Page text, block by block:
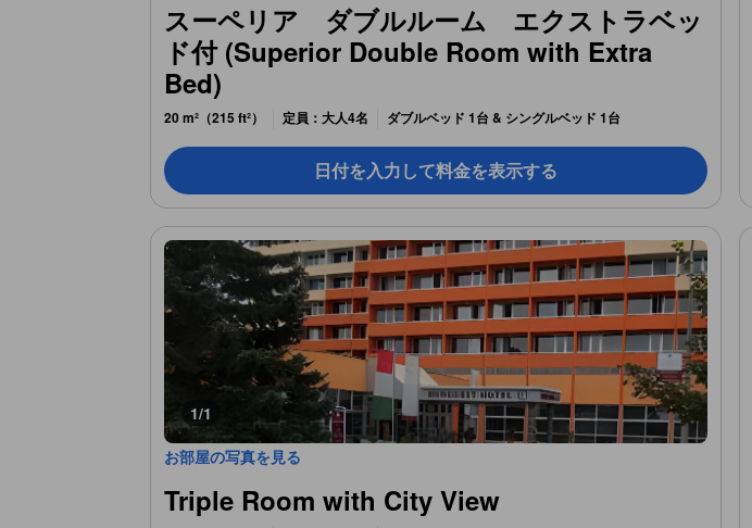
スーペリア ダブルルーム エクストラベッ
ド付 (Superior Double Room with Extra
Bed)
20 m²（215 ft²） 定員：大人4名 ダブルベッド 1台 & シングルベッド 1台
日付を入力して料金を表示する
1/1
お部屋の写真を見る
Triple Room with City View